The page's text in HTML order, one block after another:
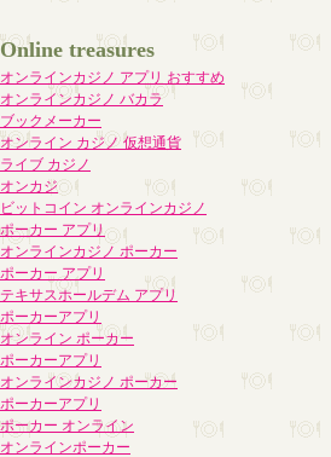
Online treasures
オンラインカジノ アプリ おすすめ
オンラインカジノ バカラ
ブックメーカー
オンライン カジノ 仮想通貨
ライブ カジノ
オンカジ
ビットコイン オンラインカジノ
ポーカー アプリ
オンラインカジノ ポーカー
ポーカー アプリ
テキサスホールデム アプリ
ポーカーアプリ
オンライン ポーカー
ポーカーアプリ
オンラインカジノ ポーカー
ポーカーアプリ
ポーカー オンライン
オンラインポーカー